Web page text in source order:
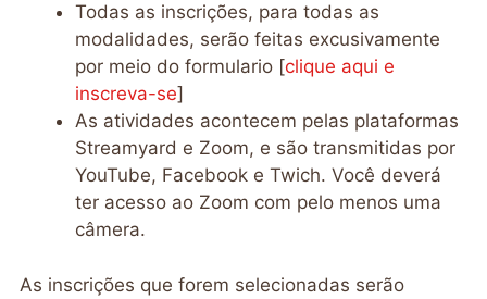
Todas as inscrições, para todas as
modalidades, serão feitas excusivamente
por meio do formulario [clique aqui e
inscreva-se]
As atividades acontecem pelas plataformas
Streamyard e Zoom, e são transmitidas por
YouTube, Facebook e Twich. Você deverá
ter acesso ao Zoom com pelo menos uma
câmera.
As inscrições que forem selecionadas serão